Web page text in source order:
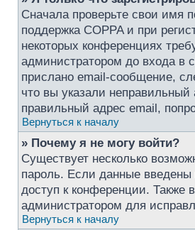
Сначала проверьте свои имя
поддержка COPPA и при
некоторых конференциях
администратором до входа в
прислано email-сообщение,
что вы указали
правильный адрес email,
Вернуться к началу
» Почему я не могу войти?
Существует несколько
пароль. Если данные
доступ к конференции. Также
администратором для
Вернуться к началу